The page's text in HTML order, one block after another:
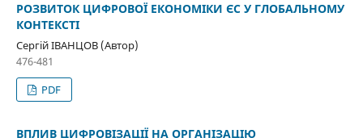
РОЗВИТОК ЦИФРОВОЇ ЕКОНОМІКИ ЄС У ГЛОБАЛЬНОМУ
КОНТЕКСТІ
Сергій ІВАНЦОВ (Автор)
476-481
PDF
ВПЛИВ ЦИФРОВІЗАЦІЇ НА ОРГАНІЗАЦІЮ